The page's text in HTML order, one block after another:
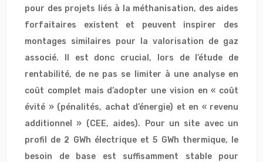
pour des projets liés à la méthanisation, des aides
forfaitaires existent et peuvent inspirer des
montages similaires pour la valorisation de gaz
associé. Il est donc crucial, lors de l’étude de
rentabilité, de ne pas se limiter à une analyse en
coût complet mais d’adopter une vision en « coût
évité » (pénalités, achat d’énergie) et en « revenu
additionnel » (CEE, aides). Pour un site avec un
profil de 2 GWh électrique et 5 GWh thermique, le
besoin de base est suffisamment stable pour